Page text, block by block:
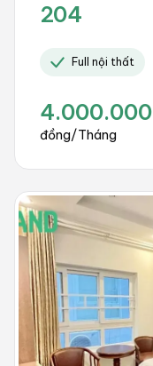
204
Full nội thất
4.000.000
đồng/Tháng